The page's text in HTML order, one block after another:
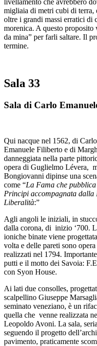
livellamento che avrebbero
migliaia di metri cubi di terra,
oltre i grandi massi erratici di
morenica. A questo
da mina” per farli saltare. Il
termine.
Sala 33
Sala di Carlo
Qui nacque nel 1562, di
Emanuele Filiberto e di
danneggiata nella parte
opera di Guglielmo Lévera,
Bongiovanni dipinse una
come “La Fama che
Principi accompagnata dalla
Liberalità:”
Agli angoli le iniziali, in
dalla corona, di inizio ‘700.
ioniche binate viene
volta e delle pareti sono
realizzati nel 1794.
putti e il motto dei Savoia:
con Syon House.
Ai lati due consolles,
scalpellino Giuseppe
seminato veneziano, è un
quella che venne realizzata
Leopoldo Avoni. La sala,
seguendo il progetto
pavimento, praticamente